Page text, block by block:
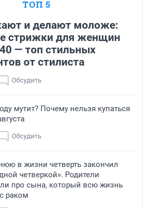
ТОП 5
и делают моложе:
стрижки для женщин
— топ стильных
от стилиста
Обсудить
мутит? Почему нельзя купаться
Обсудить
в жизни четверть закончил
четверкой». Родители
про сына, который всю жизнь
раком